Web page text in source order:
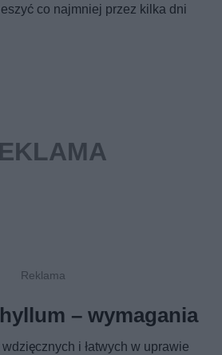
co najmniej przez kilka dni
– wymagania
i łatwych w uprawie